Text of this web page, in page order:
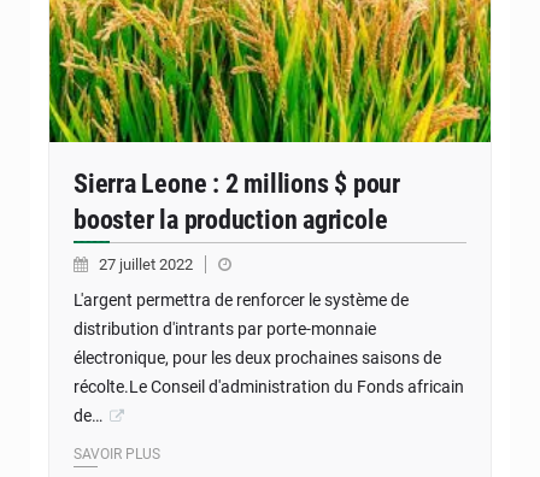
Sierra Leone : 2 millions $ pour
booster la production agricole
27 juillet 2022
L'argent permettra de renforcer le système de
distribution d'intrants par porte-monnaie
électronique, pour les deux prochaines saisons de
récolte.Le Conseil d'administration du Fonds africain
de…
SAVOIR PLUS